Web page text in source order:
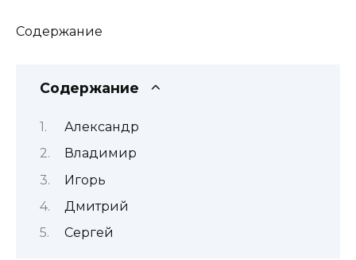
Содержание
Содержание
Александр
Владимир
Игорь
Дмитрий
Сергей